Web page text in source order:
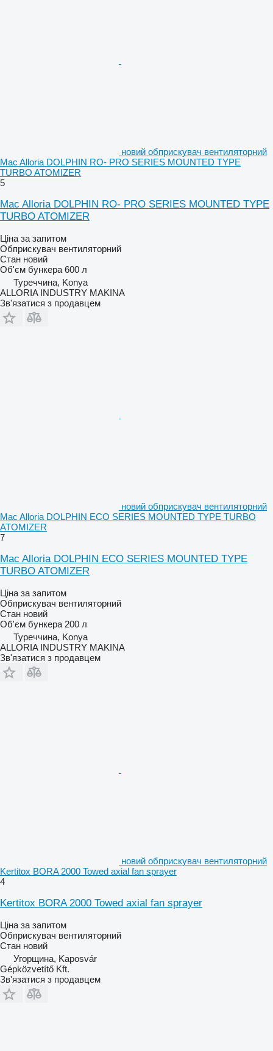
новий обприскувач вентиляторний
Mac Alloria DOLPHIN RO- PRO SERIES MOUNTED TYPE
TURBO ATOMIZER
5
Mac Alloria DOLPHIN RO- PRO SERIES MOUNTED TYPE
TURBO ATOMIZER
Ціна за запитом
Обприскувач вентиляторний
Стан новий
Об'єм бункера 600 л
Туреччина, Konya
ALLORIA INDUSTRY MAKINA
Зв'язатися з продавцем
новий обприскувач вентиляторний
Mac Alloria DOLPHIN ECO SERIES MOUNTED TYPE TURBO
ATOMIZER
7
Mac Alloria DOLPHIN ECO SERIES MOUNTED TYPE
TURBO ATOMIZER
Ціна за запитом
Обприскувач вентиляторний
Стан новий
Об'єм бункера 200 л
Туреччина, Konya
ALLORIA INDUSTRY MAKINA
Зв'язатися з продавцем
новий обприскувач вентиляторний
Kertitox BORA 2000 Towed axial fan sprayer
4
Kertitox BORA 2000 Towed axial fan sprayer
Ціна за запитом
Обприскувач вентиляторний
Стан новий
Угорщина, Kaposvár
Gépközvetítő Kft.
Зв'язатися з продавцем